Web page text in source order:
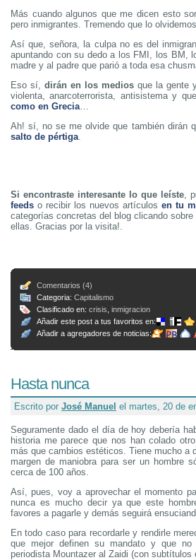
Más cuando algunos que me dicen esto
pero inmigrantes. Tremendo que lo
Así que, señora, la culpa no es del
apuntando con su dedo a los FMI, los BM,
madre y al padre que parió a toda esa
Eso sí, dirán en los mediosque la gente
violenta, anarcoterrorista, antisistema y
como en Grecia…
Ah! sí, no se me olvide que también dirán
salto de pértiga.
Si encontraste interesante lo que leíste,
feeds o recibir los nuevos artículosen tu
categorías concretas del blog clicando
ellas. Gracias por la visita!.
Comentarios (4)
Categoria: Capitalismo
Clasificado en: crisis inmigracion
Añadir este post a tus favoritos en:
Añadir a agregadores de noticias:
Hasta nunca
Escrito por José Manuel el martes, 20 de
Seguramente dado el día de hoy debería
historia me parece que nos han colado
más que cambios estéticos. Tiene mucho a
margen de maniobra para ser un hombre
cerca de 100 años.
Así, pues, voy a aprovechar el momento
nunca es mucho decir ya que este
favores a pagarle y demás seguirá
En todo caso para recordarle y rendirle
que mejor definen su mandato y que
periodista Mountazer al Zaidi (con subtítulos